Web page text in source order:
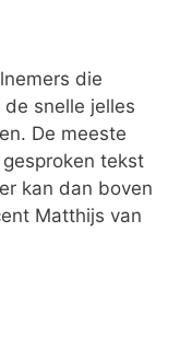
die
snelle jelles
De meeste
tekst
kan dan boven
Matthijs van